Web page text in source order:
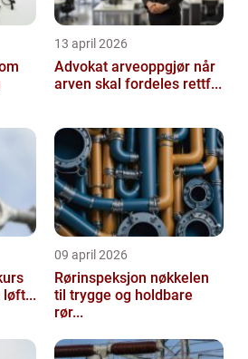
13 april 2026
Advokat arveoppgjør når
arven skal fordeles rettf...
løft...
09 april 2026
Rørinspeksjon nøkkelen
til trygge og holdbare
rør...